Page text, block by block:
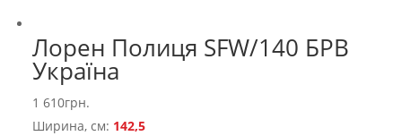
Лорен Полиця SFW/140 БРВ
Україна
1 610грн.
Ширина, см: 142,5